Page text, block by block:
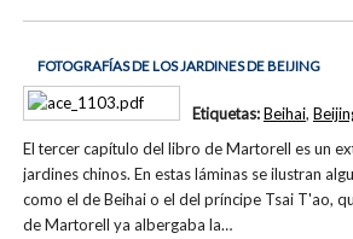
FOTOGRAFÍAS DE LOS JARDINES DE BEIJING
El tercer capítulo del libro de Martorell es un
jardines chinos. En estas láminas se ilustran
como el de Beihai o el del príncipe Tsai T'ao,
de Martorell ya albergaba la…
Etiquetas:Beihai,